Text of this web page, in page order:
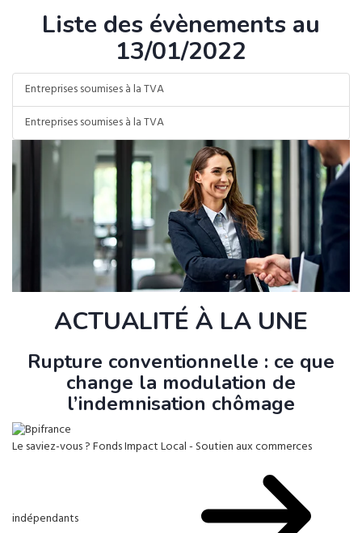
Liste des évènements au
13/01/2022
Entreprises soumises à la TVA
Entreprises soumises à la TVA
ACTUALITÉ À LA UNE
Rupture conventionnelle : ce que
change la modulation de
l’indemnisation chômage
Le saviez-vous ?Fonds Impact Local - Soutien aux commerces
indépendants